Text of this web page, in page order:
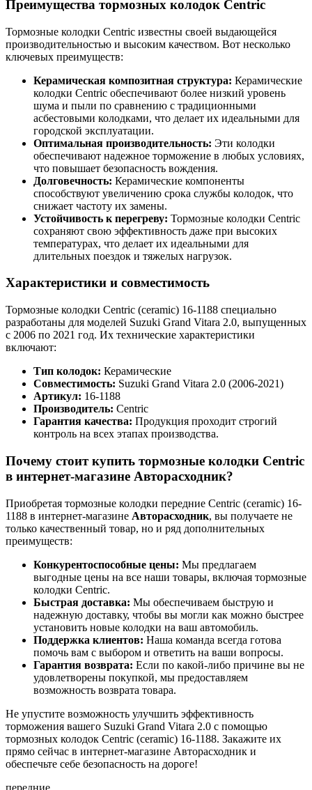
Преимущества тормозных колодок Centric
Тормозные колодки Centric известны своей выдающейся
производительностью и высоким качеством. Вот несколько
ключевых преимуществ:
Керамическая композитная структура: Керамические
колодки Centric обеспечивают более низкий уровень
шума и пыли по сравнению с традиционными
асбестовыми колодками, что делает их идеальными для
городской эксплуатации.
Оптимальная производительность: Эти колодки
обеспечивают надежное торможение в любых условиях,
что повышает безопасность вождения.
Долговечность: Керамические компоненты
способствуют увеличению срока службы колодок, что
снижает частоту их замены.
Устойчивость к перегреву: Тормозные колодки Centric
сохраняют свою эффективность даже при высоких
температурах, что делает их идеальными для
длительных поездок и тяжелых нагрузок.
Характеристики и совместимость
Тормозные колодки Centric (ceramic) 16-1188 специально
разработаны для моделей Suzuki Grand Vitara 2.0, выпущенных
с 2006 по 2021 год. Их технические характеристики
включают:
Тип колодок: Керамические
Совместимость: Suzuki Grand Vitara 2.0 (2006-2021)
Артикул: 16-1188
Производитель: Centric
Гарантия качества: Продукция проходит строгий
контроль на всех этапах производства.
Почему стоит купить тормозные колодки Centric
в интернет-магазине Авторасходник?
Приобретая тормозные колодки передние Centric (ceramic) 16-
1188 в интернет-магазине Авторасходник, вы получаете не
только качественный товар, но и ряд дополнительных
преимуществ:
Конкурентоспособные цены: Мы предлагаем
выгодные цены на все наши товары, включая тормозные
колодки Centric.
Быстрая доставка: Мы обеспечиваем быструю и
надежную доставку, чтобы вы могли как можно быстрее
установить новые колодки на ваш автомобиль.
Поддержка клиентов: Наша команда всегда готова
помочь вам с выбором и ответить на ваши вопросы.
Гарантия возврата: Если по какой-либо причине вы не
удовлетворены покупкой, мы предоставляем
возможность возврата товара.
Не упустите возможность улучшить эффективность
торможения вашего Suzuki Grand Vitara 2.0 с помощью
тормозных колодок Centric (ceramic) 16-1188. Закажите их
прямо сейчас в интернет-магазине Авторасходник и
обеспечьте себе безопасность на дороге!
передние